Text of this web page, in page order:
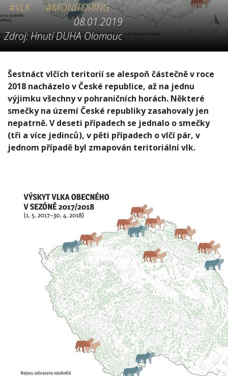
#VLK
#MONITORING
08.01.2019
Zdroj: Hnutí DUHA Olomouc
Šestnáct vlčích teritorií se alespoň částečně v roce
2018 nacházelo v České republice, až na jednu
výjimku všechny v pohraničních horách. Některé
smečky na území České republiky zasahovaly jen
nepatrně. V deseti případech se jednalo o smečky
(tři a více jedinců), v pěti případech o vlčí pár, v
jednom případě byl zmapován teritoriální vlk.